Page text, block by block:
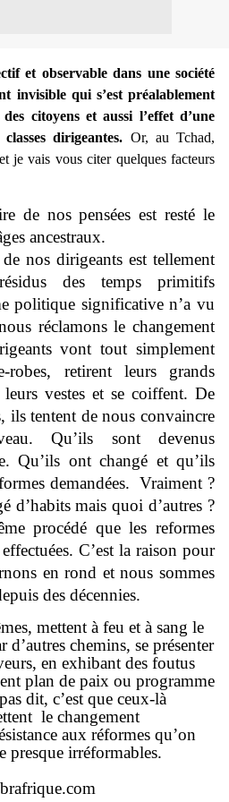
et observable dans une société
invisible qui s’est préalablement
citoyens et aussi l’effet d’une
dirigeantes. Or, au Tchad,
je vais vous citer quelques facteurs
de nos pensées est resté le
ancestraux.
nos dirigeants est tellement
des temps primitifs
politique significative n’a vu
réclamons le changement
vont tout simplement
robes, retirent leurs grands
vestes et se coiffent. De
ils tentent de nous convaincre
Qu’ils sont devenus
Qu’ils ont changé et qu’ils
demandées. Vraiment ?
d’habits mais quoi d’autres ?
procédé que les reformes
C’est la raison pour
en rond et nous sommes
des décennies.
mettent à feu et à sang le
chemins, se présenter
en exhibant des foutus
plan de paix ou programme
dit, c’est que ceux-là
le changement
aux réformes qu’on
presque irréformables.